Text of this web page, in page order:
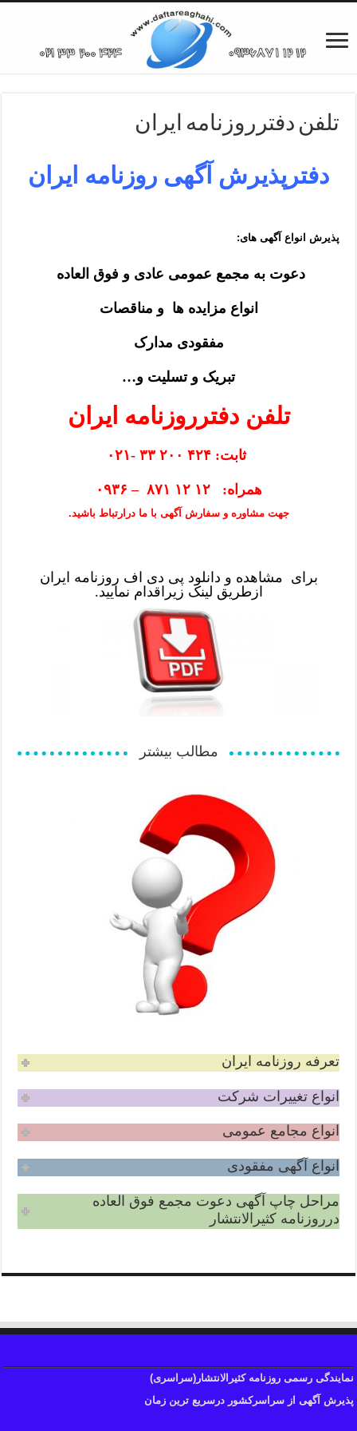
تلفن دفترروزنامه ایران
دفترپذیرش آگهی روزنامه ایران
پذیرش انواع آگهی های:
دعوت به مجمع عمومی عادی و فوق العاده
انواع مزایده ها و مناقصات
مفقودی مدارک
تبریک و تسلیت و…
تلفن دفترروزنامه ایران
ثابت: ۴۲۴ ۲۰۰ ۳۳ -۰۲۱
همراه: ۱۲ ۱۲ ۸۷۱ – ۰۹۳۶
جهت مشاوره و سفارش آگهی با ما درارتباط باشید.
برای مشاهده و دانلود پی دی اف روزنامه ایران
ازطریق لینک زیراقدام نمایید.
مطالب بیشتر
تعرفه روزنامه ایران
انواع تغییرات شرکت
انواع مجامع عمومی
انواع آگهی مفقودی
مراحل چاپ آگهی دعوت مجمع فوق العاده
درروزنامه کثیرالانتشار
نمایندگی رسمی روزنامه کثیرالانتشار(سراسری)
پذیرش آگهی از سراسرکشور درسریع ترین زمان